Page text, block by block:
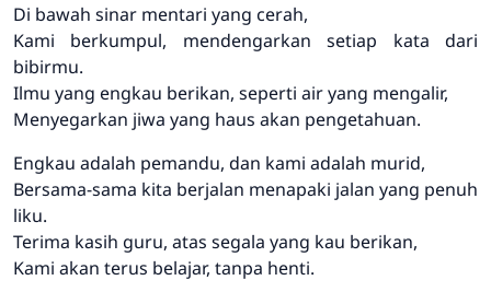
Di bawah sinar mentari yang cerah,
Kami berkumpul, mendengarkan setiap kata dari
bibirmu.
Ilmu yang engkau berikan, seperti air yang mengalir,
Menyegarkan jiwa yang haus akan pengetahuan.
Engkau adalah pemandu, dan kami adalah murid,
Bersama-sama kita berjalan menapaki jalan yang penuh
liku.
Terima kasih guru, atas segala yang kau berikan,
Kami akan terus belajar, tanpa henti.